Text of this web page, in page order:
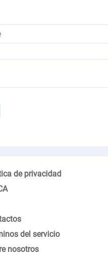
de privacidad
del servicio
nosotros